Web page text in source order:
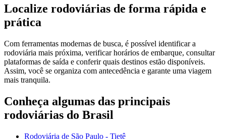
Localize rodoviárias de forma rápida e
prática
Com ferramentas modernas de busca, é possível identificar a
rodoviária mais próxima, verificar horários de embarque, consultar
plataformas de saída e conferir quais destinos estão disponíveis.
Assim, você se organiza com antecedência e garante uma viagem
mais tranquila.
Conheça algumas das principais
rodoviárias do Brasil
Rodoviária de São Paulo - Tietê